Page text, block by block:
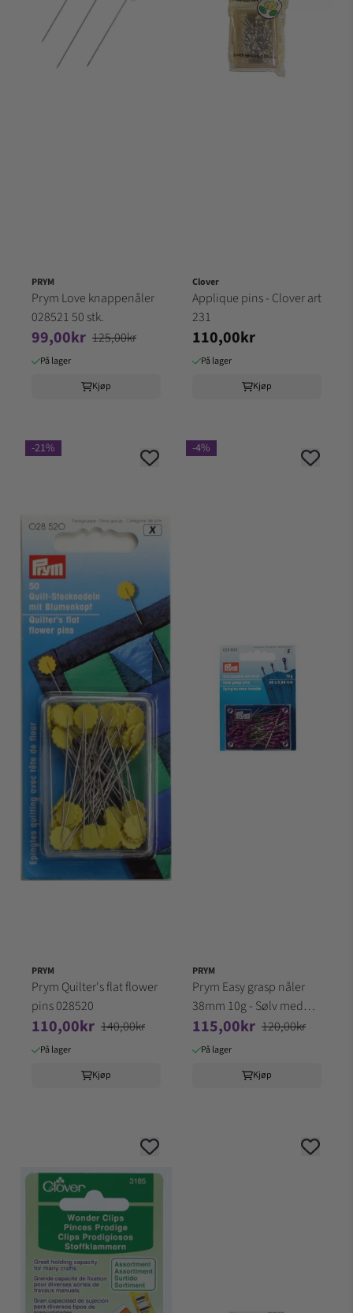
PRYM
Prym Love knappenåler
028521 50 stk.
99,00kr 125,00kr
På lager
Kjøp
Clover
Applique pins - Clover art
231
110,00kr
På lager
Kjøp
-21%
PRYM
Prym Quilter's flat flower
pins 028520
110,00kr 140,00kr
På lager
Kjøp
-4%
PRYM
Prym Easy grasp nåler
38mm 10g - Sølv med
lilla 028800
115,00kr 120,00kr
På lager
Kjøp